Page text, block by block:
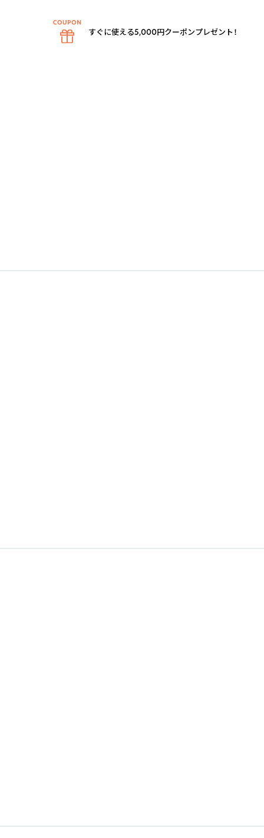
すぐに使える5,000円クーポンプレゼント！